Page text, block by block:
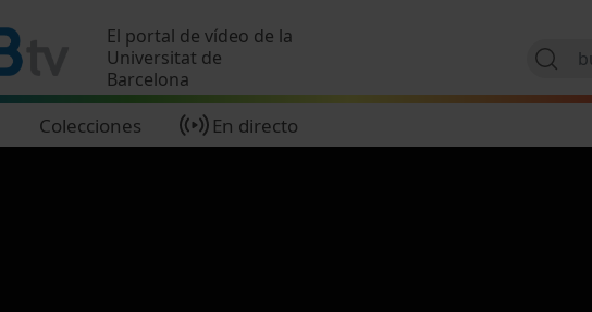
El portal de vídeo de la
Universitat de
Barcelona
Colecciones En directo